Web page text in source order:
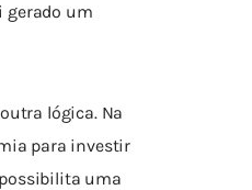
gerado um
lógica. Na
para investir
uma